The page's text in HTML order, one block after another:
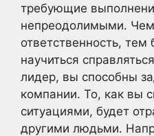
требующие
непреодолимыми.
ответственность,
научиться
лидер, вы способны
компании. То, как вы
ситуациями, будет
другими людьми.